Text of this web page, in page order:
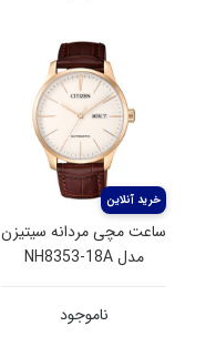
ساعت مچی مردانه سیتیزن
مدل NH8353-18A
ناموجود